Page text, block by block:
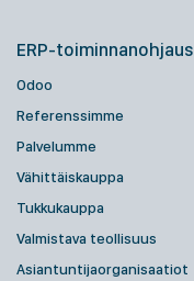
ERP-toiminnanohjaus
Odoo
Referenssimme
Palvelumme
Vähittäiskauppa
Tukkukauppa
Valmistava teollisuus
Asiantuntijaorganisaatiot